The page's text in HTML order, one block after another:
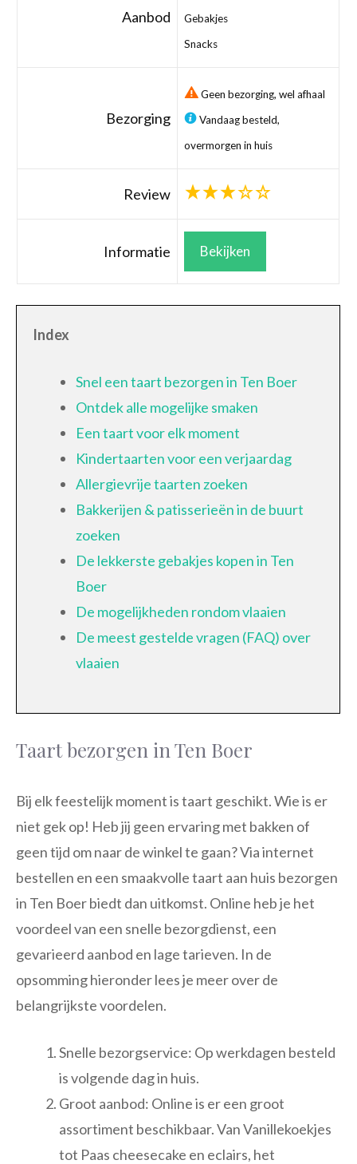
Aanbod
Gebakjes
Snacks
Bezorging
Geen bezorging, wel afhaal
Vandaag besteld,
overmorgen in huis
Review
Informatie Bekijken
Index
Snel een taart bezorgen in Ten Boer
Ontdek alle mogelijke smaken
Een taart voor elk moment
Kindertaarten voor een verjaardag
Allergievrije taarten zoeken
Bakkerijen & patisserieën in de buurt
zoeken
De lekkerste gebakjes kopen in Ten
Boer
De mogelijkheden rondom vlaaien
De meest gestelde vragen (FAQ) over
vlaaien
Taart bezorgen in Ten Boer
Bij elk feestelijk moment is taart geschikt. Wie is er
niet gek op! Heb jij geen ervaring met bakken of
geen tijd om naar de winkel te gaan? Via internet
bestellen en een smaakvolle taart aan huis bezorgen
in Ten Boer biedt dan uitkomst. Online heb je het
voordeel van een snelle bezorgdienst, een
gevarieerd aanbod en lage tarieven. In de
opsomming hieronder lees je meer over de
belangrijkste voordelen.
Snelle bezorgservice: Op werkdagen besteld
is volgende dag in huis.
Groot aanbod: Online is er een groot
assortiment beschikbaar. Van Vanillekoekjes
tot Paas cheesecake en eclairs, het